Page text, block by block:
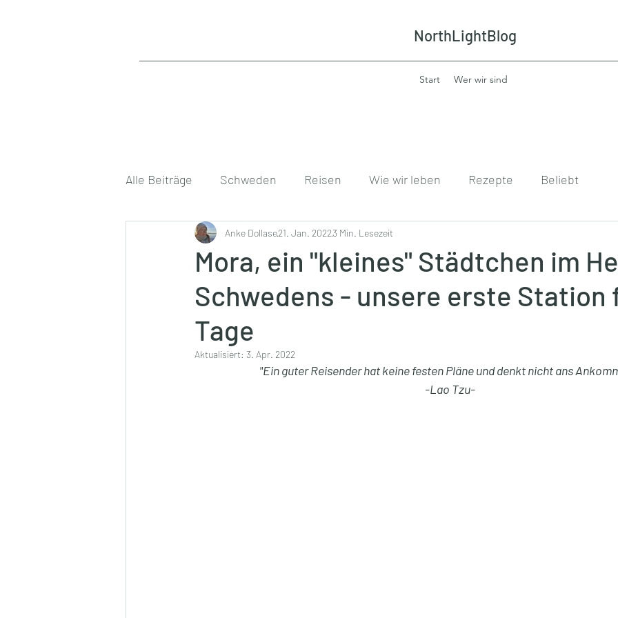
NorthLightBlog
Start Wer wir sind
Alle Beiträge Schweden Reisen Wie wir leben Rezepte Beliebt
Auswandern nach Schweden
Mora, ein "kleines" Städtchen im
Schwedens - unsere erste Station
Tage
Anke Dollase21. Jan. 20223 Min. Lesezeit
Aktualisiert: 3. Apr. 2022
"Ein guter Reisender hat keine festen Pläne und denkt nicht ans
-Lao Tzu-